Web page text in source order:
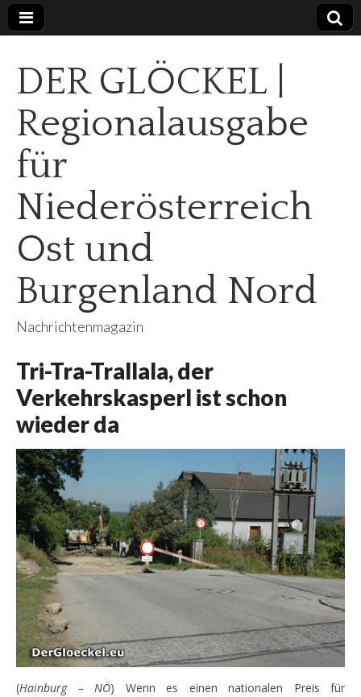
DER GLÖCKEL |
Regionalausgabe
für
Niederösterreich
Ost und
Burgenland Nord
Nachrichtenmagazin
Tri-Tra-Trallala, der
Verkehrskasperl ist schon
wieder da
(Hainburg – NÖ) Wenn es einen nationalen Preis für